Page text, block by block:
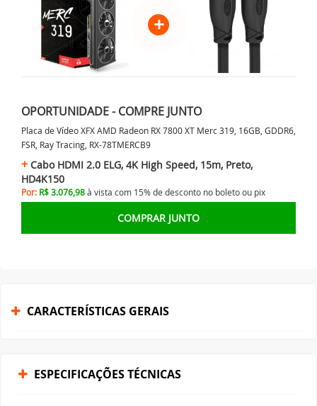
+
OPORTUNIDADE - COMPRE JUNTO
Placa de Vídeo XFX AMD Radeon RX 7800 XT Merc 319, 16GB, GDDR6,
FSR, Ray Tracing, RX-78TMERCB9
Cabo HDMI 2.0 ELG, 4K High Speed, 15m, Preto,
HD4K150
Por: R$ 3.076,98à vista com 15% de desconto no boleto ou pix
COMPRAR JUNTO
CARACTERÍSTICAS GERAIS
ESPECIFICAÇÕES TÉCNICAS